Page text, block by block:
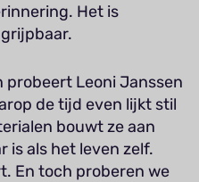
Het is
probeert Leoni Janssen
de tijd even lijkt stil
bouwt ze aan
is als het leven zelf.
En toch proberen we